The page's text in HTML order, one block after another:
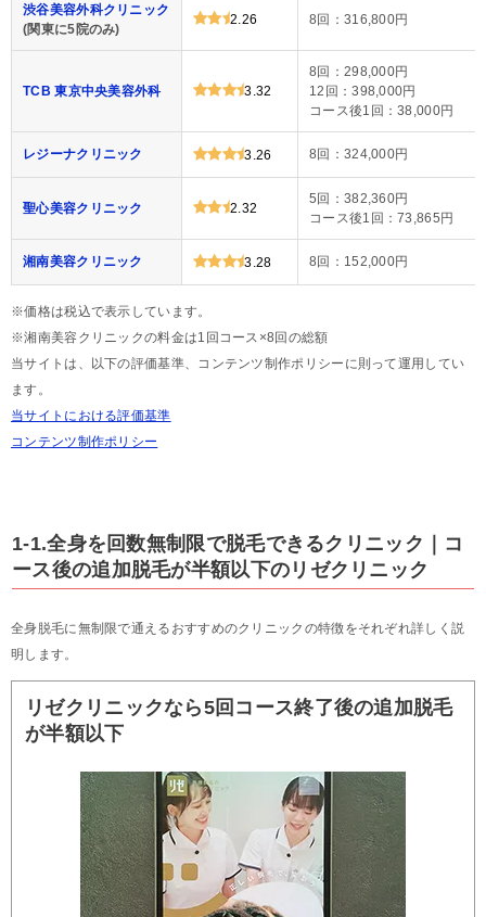
渋谷美容外科クリニック
(関東に5院のみ)
2.26 8回：316,800円
TCB 東京中央美容外科 3.32
8回：298,000円
12回：398,000円
コース後1回：38,000円
レジーナクリニック 3.26 8回：324,000円
聖心美容クリニック 2.32
5回：382,360円
コース後1回：73,865円
湘南美容クリニック 3.28 8回：152,000円
※価格は税込で表示しています。
※湘南美容クリニックの料金は1回コース×8回の総額
当サイトは、以下の評価基準、コンテンツ制作ポリシーに則って運用してい
ます。
当サイトにおける評価基準
コンテンツ制作ポリシー
1-1.全身を回数無制限で脱毛できるクリニック｜コ
ース後の追加脱毛が半額以下のリゼクリニック
全身脱毛に無制限で通えるおすすめのクリニックの特徴をそれぞれ詳しく説
明します。
リゼクリニックなら5回コース終了後の追加脱毛
が半額以下